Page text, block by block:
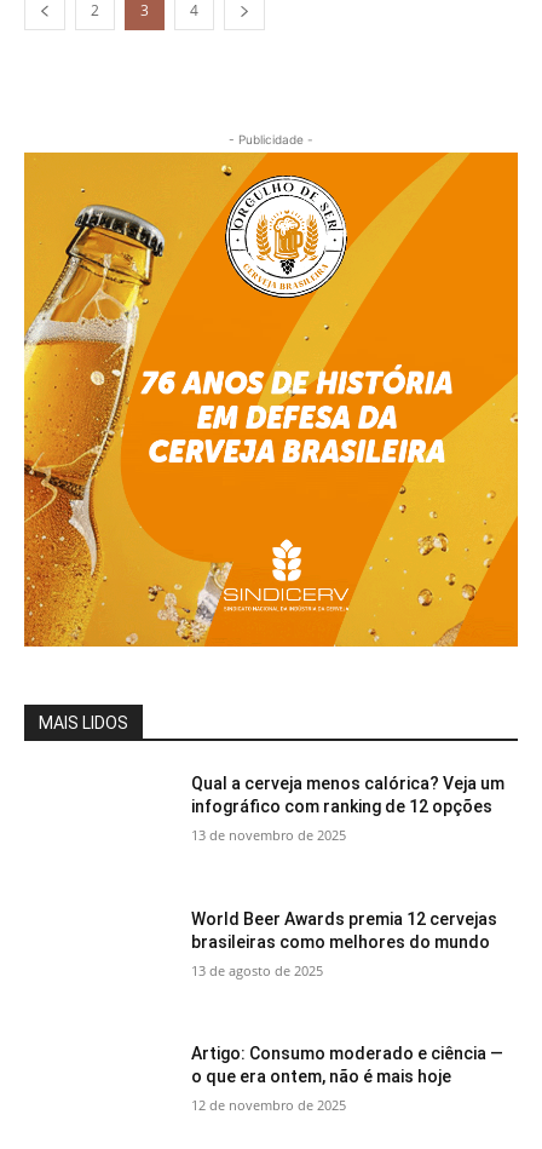
2 3 4
- Publicidade -
MAIS LIDOS
Qual a cerveja menos calórica? Veja um
infográfico com ranking de 12 opções
13 de novembro de 2025
World Beer Awards premia 12 cervejas
brasileiras como melhores do mundo
13 de agosto de 2025
Artigo: Consumo moderado e ciência —
o que era ontem, não é mais hoje
12 de novembro de 2025